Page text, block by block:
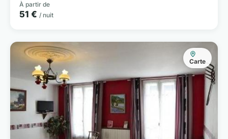
À partir de
51 € / nuit
Carte